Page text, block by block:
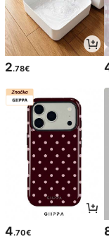
2.78€
4.70€